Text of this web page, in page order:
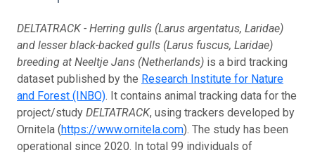
DELTATRACK - Herring gulls (Larus argentatus, Laridae)
and lesser black-backed gulls (Larus fuscus, Laridae)
breeding at Neeltje Jans (Netherlands) is a bird tracking
dataset published by the Research Institute for Nature
and Forest (INBO). It contains animal tracking data for the
project/study DELTATRACK, using trackers developed by
Ornitela (https://www.ornitela.com). The study has been
operational since 2020. In total 99 individuals of